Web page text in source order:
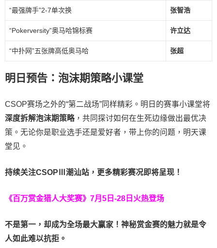
“最强牌手”2-7单次换 张智浩
“Pokerversity”奥马哈锦标赛 许立达
“中扑网”五张牌高低奥马哈 张超
明日预告：泡沫期策略小课堂
CSOP赛场之外的“第二战场”同样精彩。明日的赛事小课堂将
深度拆解泡沫期策略，共同探讨如何在生死边缘做出最优决
策。无论你是职业选手还是爱好者，带上你的问题，明天课
堂见。
持续关注CSOPⅢ潮汕站，更多精彩赛况即将呈现！
《百万赏金猎人大奖赛》 7月5日-28日火热登场
不是第一，却成为全场最大赢家！神秘赏金赛的魅力就是令
人如此难以抗拒。